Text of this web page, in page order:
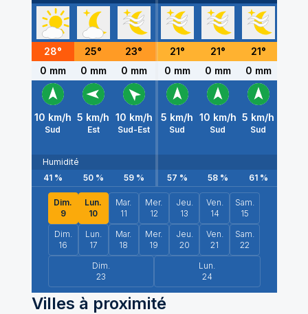
28° 25° 23° 21° 21° 21°
0 mm
0 mm 0 mm 0 mm 0 mm 0 mm
10 km/h
Sud
5 km/h
Est
10 km/h
Sud-Est
5 km/h
Sud
10 km/h
Sud
5 km/h
Sud
Humidité
41% 50% 59% 57 % 58% 61%
Dim.
9
Lun.
10
Mar.
11
Mer.
12
Jeu.
13
Ven.
14
Sam.
15
Dim.
16
Lun.
17
Mar.
18
Mer.
19
Jeu.
20
Ven.
21
Sam.
22
Dim.
23
Lun.
24
Villes à proximité